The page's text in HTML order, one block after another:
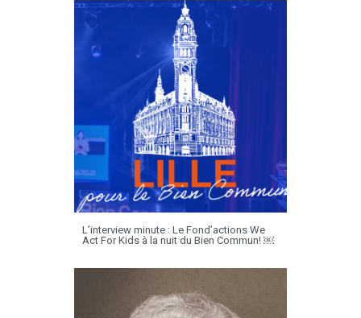
L’interview minute : Le Fond’actions We
Act For Kids à la nuit du Bien Commun! ￼